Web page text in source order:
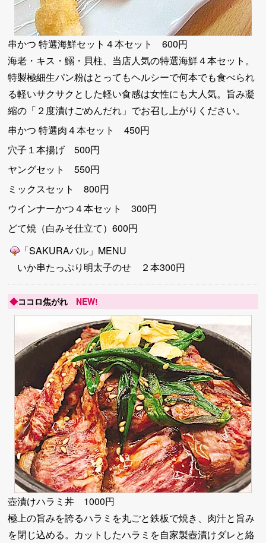
串かつ 特選海鮮セット４本セット 600円
海老・キス・鰯・貝柱、当店人気の特選海鮮４本セット。
特製極細生パン粉はとってもヘルシーで何本でも食べられ
る軽いサクサクとした軽い食感は女性にも大人気。旨み凝
縮の「２度漬けごめんだれ」でお召し上がりください。
串かつ 特選肉４本セット 450円
穴子１本揚げ 500円
ヤングセット 550円
ミックスセット 800円
ウインナーかつ４本セット 300円
どて焼（白みそ仕立て）600円
「SAKURAバル」MENU
いか串たっぷり明太子のせ ２本300円
◆ココロ焦がれ NEW!
壺漬けハラミ丼 1000円
極上の旨みを誇るハラミを丸ごと鉄板で焼き、肉汁と旨み
を閉じ込める。カットしたハラミを自家製壺漬けダレと絡